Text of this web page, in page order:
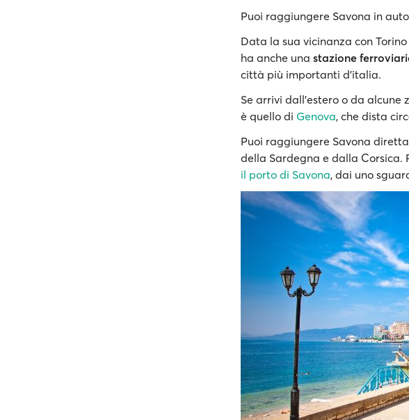
Puoi raggiungere Savona in
Data la sua vicinanza con
ha anche una stazione
città più importanti d'italia.
Se arrivi dall’estero o da
è quello di Genova, che dista
Puoi raggiungere Savona
della Sardegna e dalla Corsica.
il porto di Savona, dai uno